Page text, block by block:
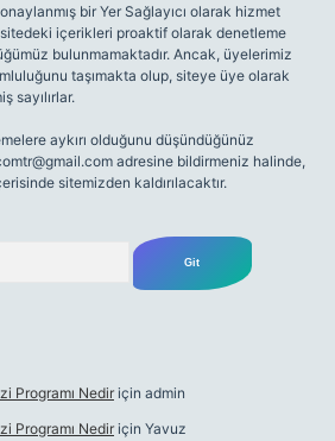
bir Yer Sağlayıcı olarak hizmet
içerikleri proaktif olarak denetleme
bulunmamaktadır. Ancak, üyelerimiz
taşımakta olup, siteye üye olarak
sayılırlar.
aykırı olduğunu düşündüğünüz
adresine bildirmeniz halinde,
sitemizden kaldırılacaktır.
Programı Nedir için admin
Programı Nedir için Yavuz